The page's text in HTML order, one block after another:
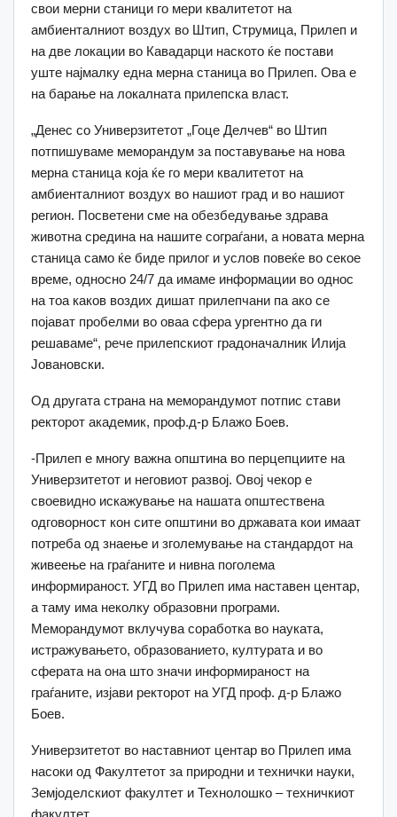
свои мерни станици го мери квалитетот на
амбиенталниот воздух во Штип, Струмица, Прилеп и
на две локации во Кавадарци наското ќе постави
уште најмалку една мерна станица во Прилеп. Ова е
на барање на локалната прилепска власт.
„Денес со Универзитетот „Гоце Делчев“ во Штип
потпишуваме меморандум за поставување на нова
мерна станица која ќе го мери квалитетот на
амбиенталниот воздух во нашиот град и во нашиот
регион. Посветени сме на обезбедување здрава
животна средина на нашите сограѓани, а новата мерна
станица само ќе биде прилог и услов повеќе во секое
време, односно 24/7 да имаме информации во однос
на тоа каков воздих дишат прилепчани па ако се
појават пробелми во оваа сфера ургентно да ги
решаваме“, рече прилепскиот градоначалник Илија
Јовановски.
Од другата страна на меморандумот потпис стави
ректорот академик, проф.д-р Блажо Боев.
-Прилеп е многу важна општина во перцепциите на
Универзитетот и неговиот развој. Овој чекор е
своевидно искажување на нашата општествена
одговорност кон сите општини во државата кои имаат
потреба од знаење и зголемување на стандардот на
живеење на граѓаните и нивна поголема
информираност. УГД во Прилеп има наставен центар,
а таму има неколку образовни програми.
Меморандумот вклучува соработка во науката,
истражувањето, образованието, културата и во
сферата на она што значи информираност на
граѓаните, изјави ректорот на УГД проф. д-р Блажо
Боев.
Универзитетот во наставниот центар во Прилеп има
насоки од Факултетот за природни и технички науки,
Земјоделскиот факултет и Технолошко – техничкиот